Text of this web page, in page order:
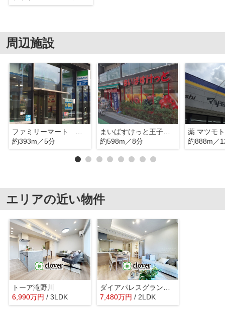
周辺施設
約393m／5分
まいばすけっと王子本町2丁目店
約598m／8分
約888m／
エリアの近い物件
トーア滝野川
6,990万円 / 3LDK
7,480万円 / 2LDK